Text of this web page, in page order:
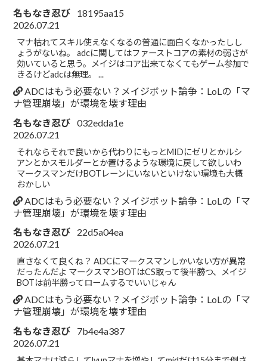
名もなき忍び
18195aa15
2026.07.21
マナ枯れてスキル使えなくなるの普通に面白くなかったしし
ょうがないね。 adcに関してはファーストコアの素材の弱さが
効いていると思う。メイジはコア出来てなくてもゲーム参加で
きるけどadcは無理。 ...
ADCはもう必要ない？メイジボット論争：LoLの「マ
ナ管理崩壊」が環境を壊す理由
名もなき忍び 032edda1e
2026.07.21
それならそれで良いから代わりにもっとMIDにゼリとかルシ
アンとかスモルダーとか置けるような環境に戻して欲しいわ
マークスマンだけBOTレーンにいないといけない環境も大概
おかしい
ADCはもう必要ない？メイジボット論争：LoLの「マ
ナ管理崩壊」が環境を壊す理由
名もなき忍び
22d5a04ea
2026.07.21
直さなくて良くね？ ADCにマークスマンしかいない方が異常
だったんだよ マークスマンBOTはCS取って後半勝つ、メイジ
BOTは前半勝ってロームするでいいじゃん
ADCはもう必要ない？メイジボット論争：LoLの「マ
ナ管理崩壊」が環境を壊す理由
名もなき忍び
7b4e4a387
2026.07.21